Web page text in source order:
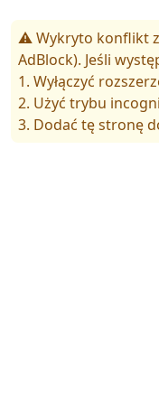
⚠️ Wykryto konflikt
AdBlock). Jeśli
1. Wyłączyć
2. Użyć trybu
3. Dodać tę stronę